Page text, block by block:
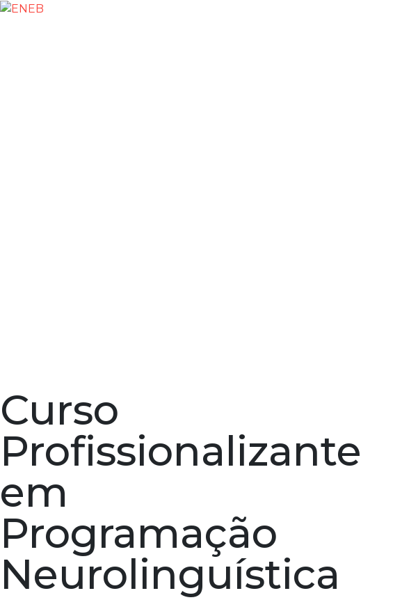
Curso
Profissionalizante
em
Programação
Neurolinguística